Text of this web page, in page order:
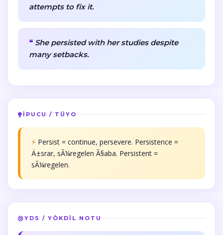
attempts to fix it.
She persisted with her studies despite
many setbacks.
İPUCU / TÜYO
⚡ Persist = continue, persevere. Persistence =
Ä±srar, sÃ¼regelen Ã§aba. Persistent =
sÃ¼regelen.
YDS / YÖKDİL NOTU